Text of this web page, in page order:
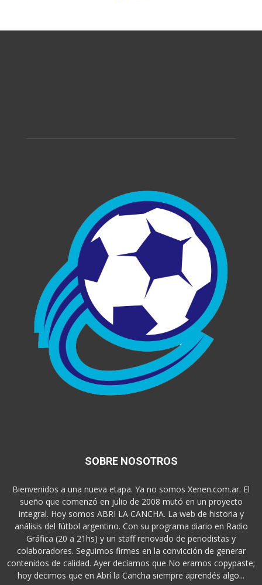
SOBRE NOSOTROS
Bienvenidos a una nueva etapa. Ya no somos Xenen.com.ar. El
sueño que comenzó en julio de 2008 mutó en un proyecto
integral. Hoy somos ABRI LA CANCHA. La web de historia y
análisis del fútbol argentino. Con su programa diario en Radio
Gráfica (20 a 21hs) y un staff renovado de periodistas y
colaboradores. Seguimos firmes en la convicción de generar
contenidos de calidad. Ayer decíamos que No eramos copypaste;
hoy decimos que en Abrí la Cancha siempre aprendés algo...